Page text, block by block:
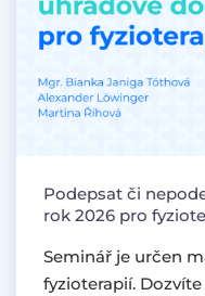
Podepsat či
rok 2026 pro
Seminář je určen
fyzioterapií.